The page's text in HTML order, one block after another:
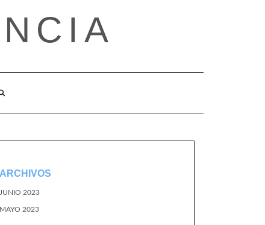
ARCHIVOS
JUNIO 2023
MAYO 2023